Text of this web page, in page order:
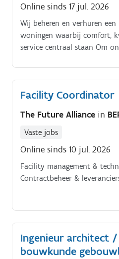
Online sinds 17 jul. 2026
Wij beheren en verhuren
woningen waarbij comfort,
service centraal staan Om
servicetechnieker die onze
ploeg versterkt. Je werkt
technische problemen in
worden Als technisch
verantwoordelijk voor het
focus van deze functie ligt
algemene technische
onderhoudswerken.
Facility Coordinator
The Future Alliance in
Vaste jobs
Online sinds 10 jul. 2026
Facility management &
Contractbeheer &
Ingenieur architect /
bouwkunde